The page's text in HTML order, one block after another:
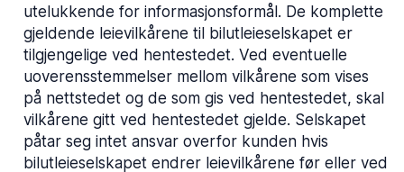
utelukkende for informasjonsformål. De komplette
gjeldende leievilkårene til bilutleieselskapet er
tilgjengelige ved hentestedet. Ved eventuelle
uoverensstemmelser mellom vilkårene som vises
på nettstedet og de som gis ved hentestedet, skal
vilkårene gitt ved hentestedet gjelde. Selskapet
påtar seg intet ansvar overfor kunden hvis
bilutleieselskapet endrer leievilkårene før eller ved